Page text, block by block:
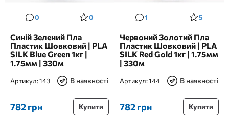
0 0
Синій Зелений Пла
Пластик Шовковий | PLA
SILK Blue Green 1кг |
1.75мм | 330м
Артикул:143 В наявності
782 грн Купити
1 5
Червоний Золотий Пла
Пластик Шовковий | PLA
SILK Red Gold 1кг | 1.75мм
| 330м
Артикул:144 В наявності
782 грн Купити